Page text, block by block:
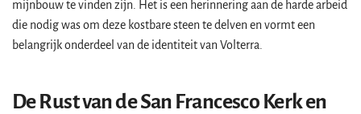
mijnbouw te vinden zijn. Het is een herinnering aan de harde arbeid
die nodig was om deze kostbare steen te delven en vormt een
belangrijk onderdeel van de identiteit van Volterra.
De Rust van de San Francesco Kerk en